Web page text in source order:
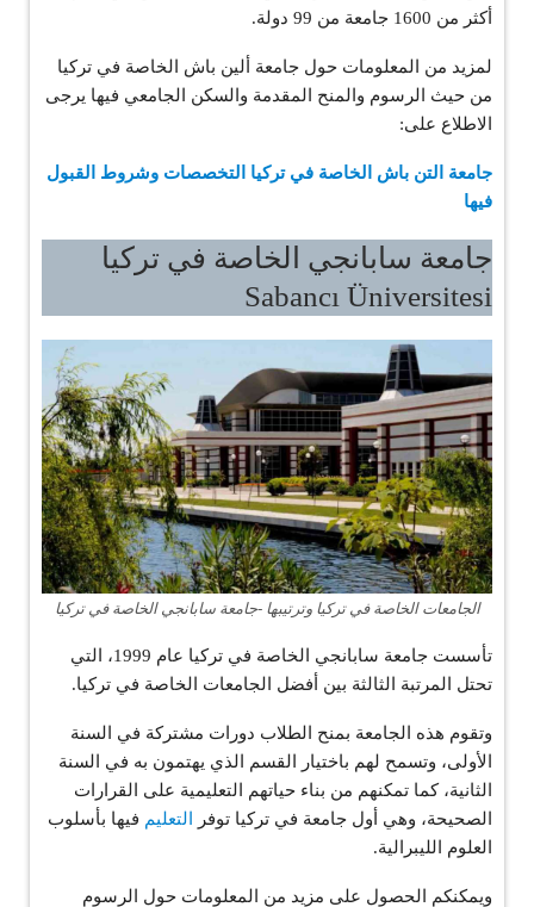
أكثر من 1600 جامعة من 99 دولة.
لمزيد من المعلومات حول جامعة ألين باش الخاصة في تركيا
من حيث الرسوم والمنح المقدمة والسكن الجامعي فيها يرجى
الاطلاع على:
جامعة التن باش الخاصة في تركيا التخصصات وشروط القبول
فيها
جامعة سابانجي الخاصة في تركيا
Sabancı Üniversitesi
الجامعات الخاصة في تركيا وترتيبها -جامعة سابانجي الخاصة في تركيا
تأسست جامعة سابانجي الخاصة في تركيا عام 1999، التي
تحتل المرتبة الثالثة بين أفضل الجامعات الخاصة في تركيا.
وتقوم هذه الجامعة بمنح الطلاب دورات مشتركة في السنة
الأولى، وتسمح لهم باختيار القسم الذي يهتمون به في السنة
الثانية، كما تمكنهم من بناء حياتهم التعليمية على القرارات
الصحيحة، وهي أول جامعة في تركيا توفر
التعليم فيها بأسلوب
العلوم الليبرالية.
ويمكنكم الحصول على مزيد من المعلومات حول الرسوم